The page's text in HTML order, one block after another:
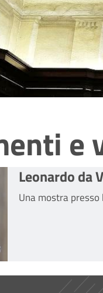
e
Leonardo da
Una mostra